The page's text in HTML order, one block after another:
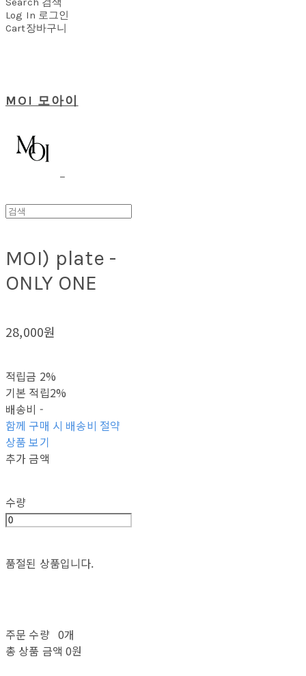
Log In 로그인
Cart장바구니
MOI 모아이
MOI) plate -
ONLY ONE
28,000원
적립금 2%
기본 적립2%
배송비 -
함께 구매 시 배송비 절약
상품 보기
추가 금액
수량
품절된 상품입니다.
주문 수량 0개
총 상품 금액 0원